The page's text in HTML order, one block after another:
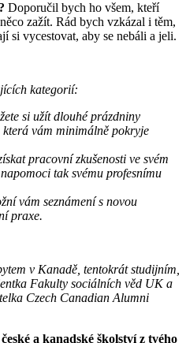
Doporučil bych ho všem, kteří
zažít. Rád bych vzkázal i těm,
si vycestovat, aby se nebáli a jeli.
kategorií:
si užít dlouhé prázdniny
vám minimálně pokryje
pracovní zkušenosti ve svém
tak svému profesnímu
vám seznámení s novou
praxe.
v Kanadě, tentokrát studijním,
Fakulty sociálních věd UK a
Czech Canadian Alumni
a kanadské školství z tvého